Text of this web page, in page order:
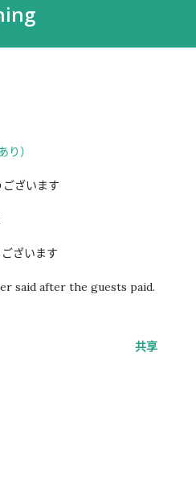
了大门。 进入办公室 进入办公室
書 原本我以为，把入札仕様書交
说，仅仅把资料交回去是不够
容易忽略。 领取新的入札仕様書
的入札仕様書交给了我。 就在这
实， 資格証明書我之前已经提交
格証明書并不是第一次提交之后
入札仕様書时，都需要再次出
資格証明書。 这也成为我以后必
该怎么说？ 敬语会不会说错？
り）
ざいます
ざいます
said after the guests paid.
共享